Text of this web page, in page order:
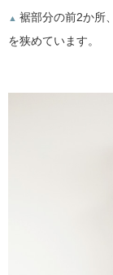
▲ 裾部分の前2か所
を狭めています。